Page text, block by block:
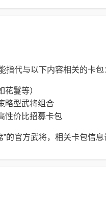
指代与以下内容相关的卡包
鬘等）
略型武将组合
性价比招募卡包
的官方武将，相关卡包信息